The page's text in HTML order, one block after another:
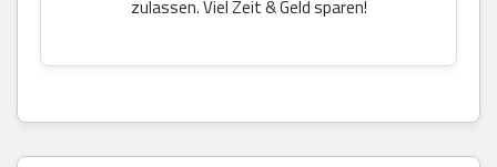
zulassen. Viel Zeit & Geld sparen!